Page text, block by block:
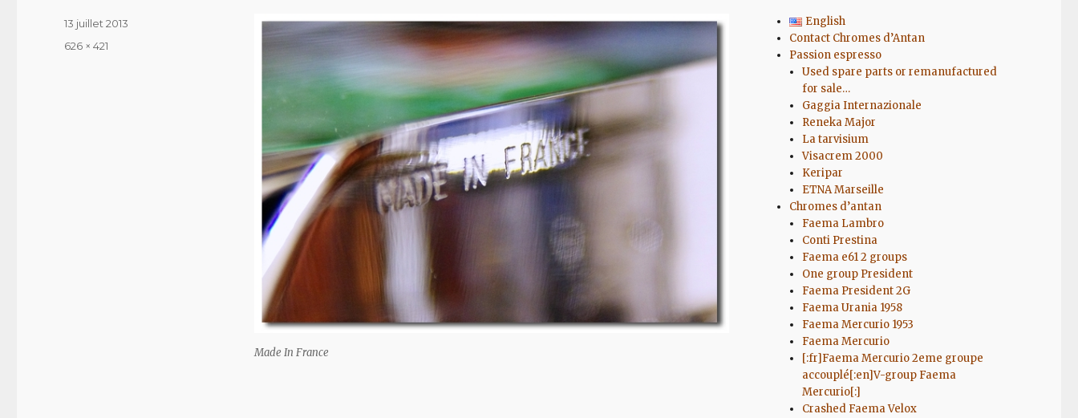
Made In France
Publié
13 juillet 2013
Taille
626 × 421
English
Contact Chromes d’Antan
Passion espresso
Used spare parts or remanufactured
for sale…
Gaggia Internazionale
Reneka Major
La tarvisium
Visacrem 2000
Keripar
ETNA Marseille
Chromes d’antan
Faema Lambro
Conti Prestina
Faema e61 2 groups
One group President
Faema President 2G
Faema Urania 1958
Faema Mercurio 1953
Faema Mercurio
[:fr]Faema Mercurio 2eme groupe
accouplé[:en]V-group Faema
Mercurio[:]
Crashed Faema Velox